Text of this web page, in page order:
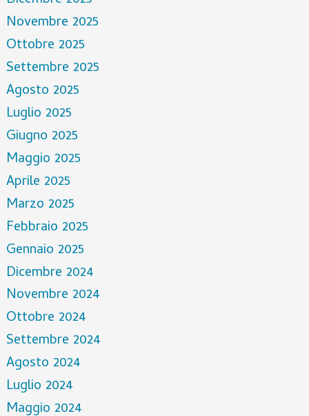
Novembre 2025
Ottobre 2025
Settembre 2025
Agosto 2025
Luglio 2025
Giugno 2025
Maggio 2025
Aprile 2025
Marzo 2025
Febbraio 2025
Gennaio 2025
Dicembre 2024
Novembre 2024
Ottobre 2024
Settembre 2024
Agosto 2024
Luglio 2024
Maggio 2024